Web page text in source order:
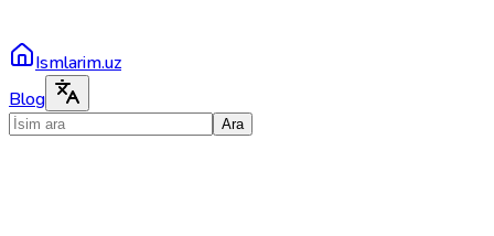
Ismlarim.uz
Blog
Ara